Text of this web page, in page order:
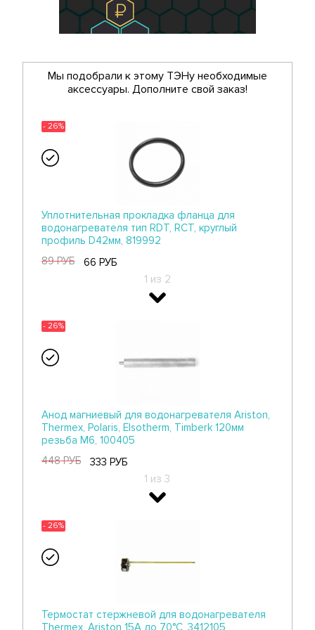
Мы подобрали к этому ТЭНу необходимые
аксессуары. Дополните свой заказ!
- 26%
Уплотнительная прокладка фланца для
водонагревателя тип RDT, RCT, круглый
профиль D42мм, 819992
89 РУБ
66 РУБ
1 из 2
318 РУБ
236 РУБ
- 26%
Анод магниевый для водонагревателя Ariston,
Thermex, Polaris, Elsotherm, Timberk 120мм
резьба M6, 100405
448 РУБ
333 РУБ
1 из 3
470 РУБ
- 26%
Термостат стержневой для водонагревателя
Thermex, Ariston 15A до 70°С, 3412105